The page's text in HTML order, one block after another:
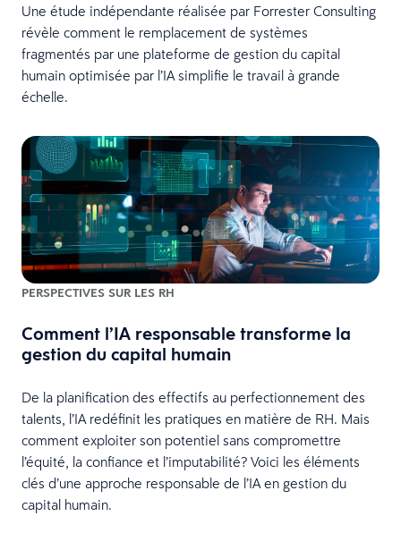
Une étude indépendante réalisée par Forrester Consulting
révèle comment le remplacement de systèmes
fragmentés par une plateforme de gestion du capital
humain optimisée par l’IA simplifie le travail à grande
échelle.
PERSPECTIVES SUR LES RH
Comment l’IA responsable transforme la
gestion du capital humain
De la planification des effectifs au perfectionnement des
talents, l’IA redéfinit les pratiques en matière de RH. Mais
comment exploiter son potentiel sans compromettre
l’équité, la confiance et l’imputabilité? Voici les éléments
clés d’une approche responsable de l’IA en gestion du
capital humain.